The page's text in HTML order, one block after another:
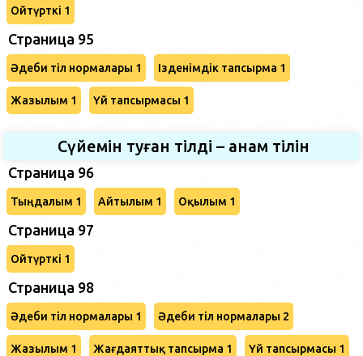
Ойтүрткі 1
Страница 95
Әдеби тіл нормалары 1 Ізденімдік тапсырма 1
Жазылым 1 Үй тапсырмасы 1
Сүйемін туған тілді – анам тілін
Страница 96
Тыңдалым 1 Айтылым 1 Оқылым 1
Страница 97
Ойтүрткі 1
Страница 98
Әдеби тіл нормалары 1 Әдеби тіл нормалары 2
Жазылым 1 Жағдаяттық тапсырма 1 Үй тапсырмасы 1